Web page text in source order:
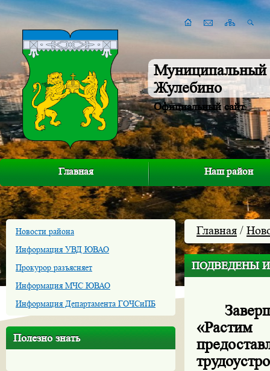
Муниципальный
Жулебино
Официальный сайт
Главная Наш район
Новости района
Информация УВД ЮВАО
Прокурор разъясняет
Информация МЧС ЮВАО
Информация Департамента ГОЧСиПБ
Полезно знать
Главная /
ПОДВЕДЕНЫ